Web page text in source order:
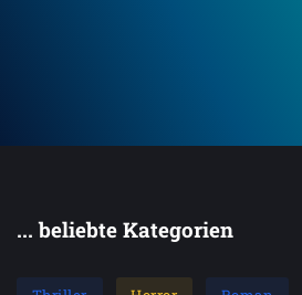
... beliebte Kategorien